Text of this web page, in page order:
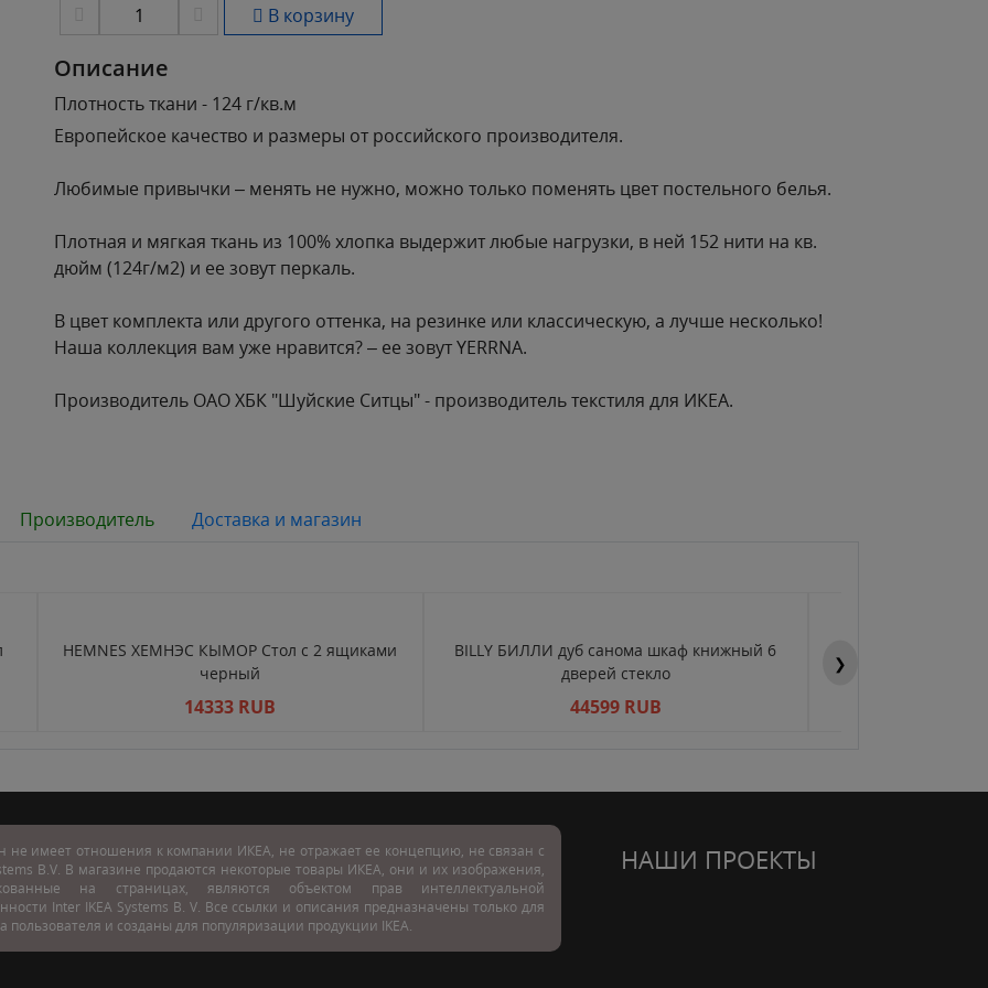
В корзину
Описание
Плотность ткани - 124 г/кв.м
Европейское качество и размеры от российского производителя.
Любимые привычки – менять не нужно, можно только поменять цвет постельного белья.
Плотная и мягкая ткань из 100% хлопка выдержит любые нагрузки, в ней 152 нити на кв.
дюйм (124г/м2) и ее зовут перкаль.
В цвет комплекта или другого оттенка, на резинке или классическую, а лучше несколько!
Наша коллекция вам уже нравится? – ее зовут YERRNA.
Производитель ОАО ХБК "Шуйские Ситцы" - производитель текстиля для ИКЕА.
Производитель Доставка и магазин
HEMNES ХЕМНЭС КЫМОР Стол c 2 ящиками
черный
14333 RUB
BILLY БИЛЛИ дуб санома шкаф книжный 6
дверей стекло
44599 RUB
❯
не имеет отношения к компании ИКЕА, не отражает ее концепцию, не связан с
B.V. В магазине продаются некоторые товары ИКЕА, они и их изображения,
на страницах, являются объектом прав интеллектуальной
Inter IKEA Systems B. V. Все ссылки и описания предназначены только для
пользователя и созданы для популяризации продукции IKEA.
НАШИ ПРОЕКТЫ